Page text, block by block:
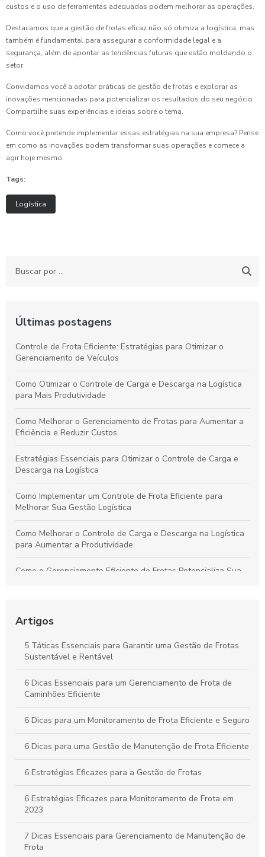
custos e o uso de ferramentas adequadas podem melhorar as operações.
Destacamos que a gestão de frotas eficaz não só otimiza a logística, mas
também é fundamental para assegurar a conformidade legal e a
segurança, além de apontar as tendências futuras que estão moldando o
setor.
Convidamos você a adotar práticas de gestão de frotas e explorar as
inovações mencionadas para potencializar os resultados do seu negócio.
Compartilhe suas experiências e ideias sobre o tema.
Como você pretende implementar essas estratégias na sua empresa? Pense
em como as inovações podem transformar suas operações e comece a
agir hoje mesmo.
Tags:
Logística
Últimas postagens
Controle de Frota Eficiente: Estratégias para Otimizar o
Gerenciamento de Veículos
Como Otimizar o Controle de Carga e Descarga na Logística
para Mais Produtividade
Como Melhorar o Gerenciamento de Frotas para Aumentar a
Eficiência e Reduzir Custos
Estratégias Essenciais para Otimizar o Controle de Carga e
Descarga na Logística
Como Implementar um Controle de Frota Eficiente para
Melhorar Sua Gestão Logística
Como Melhorar o Controle de Carga e Descarga na Logística
para Aumentar a Produtividade
Como o Gerenciamento Eficiente de Frotas Potencializa Sua
Custos no Seu Negócio
Práticas Essenciais para um Controle Eficiente de Carga e
Descarga na Logística
Como Aplicar o Gerenciamento de Frotas para Maximizar a
Eficiência e Reduzir Custos na Sua Empresa
Artigos
5 Táticas Essenciais para Garantir uma Gestão de Frotas
Sustentável e Rentável
6 Dicas Essenciais para um Gerenciamento de Frota de
Caminhões Eficiente
6 Dicas para um Monitoramento de Frota Eficiente e Seguro
6 Dicas para uma Gestão de Manutenção de Frota Eficiente
6 Estratégias Eficazes para a Gestão de Frotas
6 Estratégias Eficazes para Monitoramento de Frota em
2023
7 Dicas Essenciais para Gerenciamento de Manutenção de
Frota